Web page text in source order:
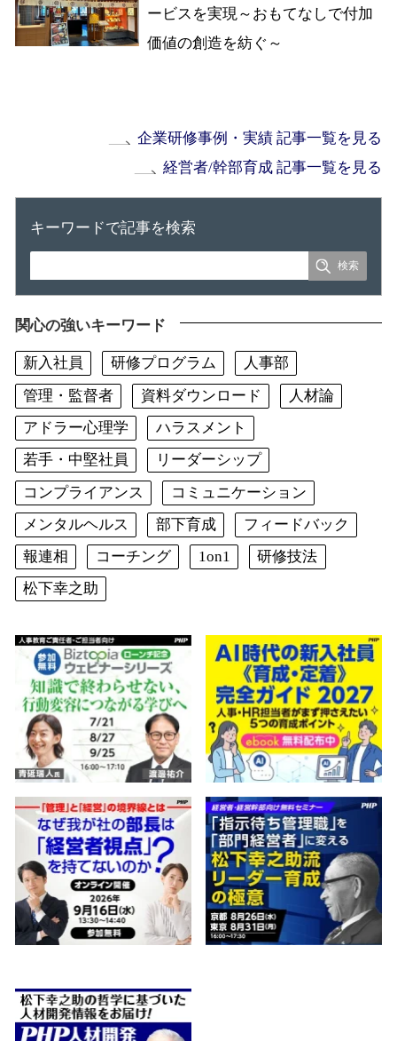
ービスを実現～おもてなしで付加
価値の創造を紡ぐ～
企業研修事例・実績 記事一覧を見る
経営者/幹部育成 記事一覧を見る
キーワードで記事を検索
関心の強いキーワード
新入社員 研修プログラム
人事部
管理・監督者
資料ダウンロード
人材論
アドラー心理学
ハラスメント
若手・中堅社員
リーダーシップ
コンプライアンス
コミュニケーション
メンタルヘルス
部下育成
フィードバック
報連相
コーチング 1on1
研修技法
松下幸之助